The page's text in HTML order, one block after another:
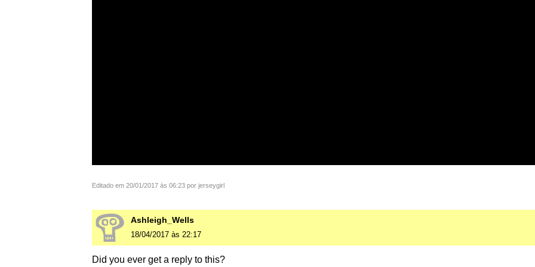
Editado em 20/01/2017 às 06:23 por jerseygirl
Ashleigh_Wells
18/04/2017 às 22:17
Did you ever get a reply to this?